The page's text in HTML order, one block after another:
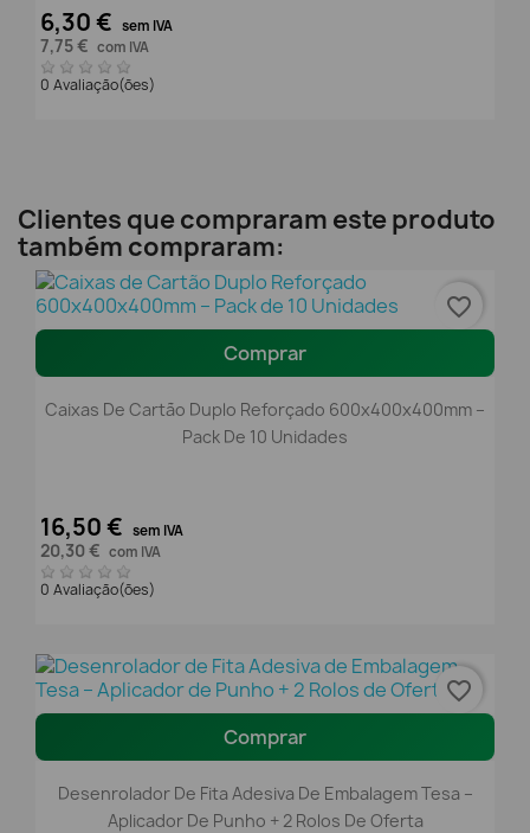
6,30 € sem IVA
7,75 € com IVA
0 Avaliação(ões)
Clientes que compraram este produto
também compraram:
Comprar
Caixas De Cartão Duplo Reforçado 600x400x400mm –
Pack De 10 Unidades
16,50 € sem IVA
20,30 € com IVA
0 Avaliação(ões)
favorite_border
Comprar
Desenrolador De Fita Adesiva De Embalagem Tesa –
Aplicador De Punho + 2 Rolos De Oferta
favorite_border